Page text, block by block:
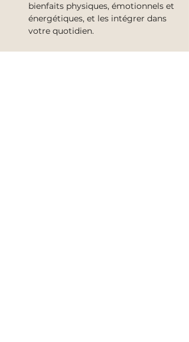
bienfaits physiques, émotionnels et
énergétiques, et les intégrer dans
votre quotidien.